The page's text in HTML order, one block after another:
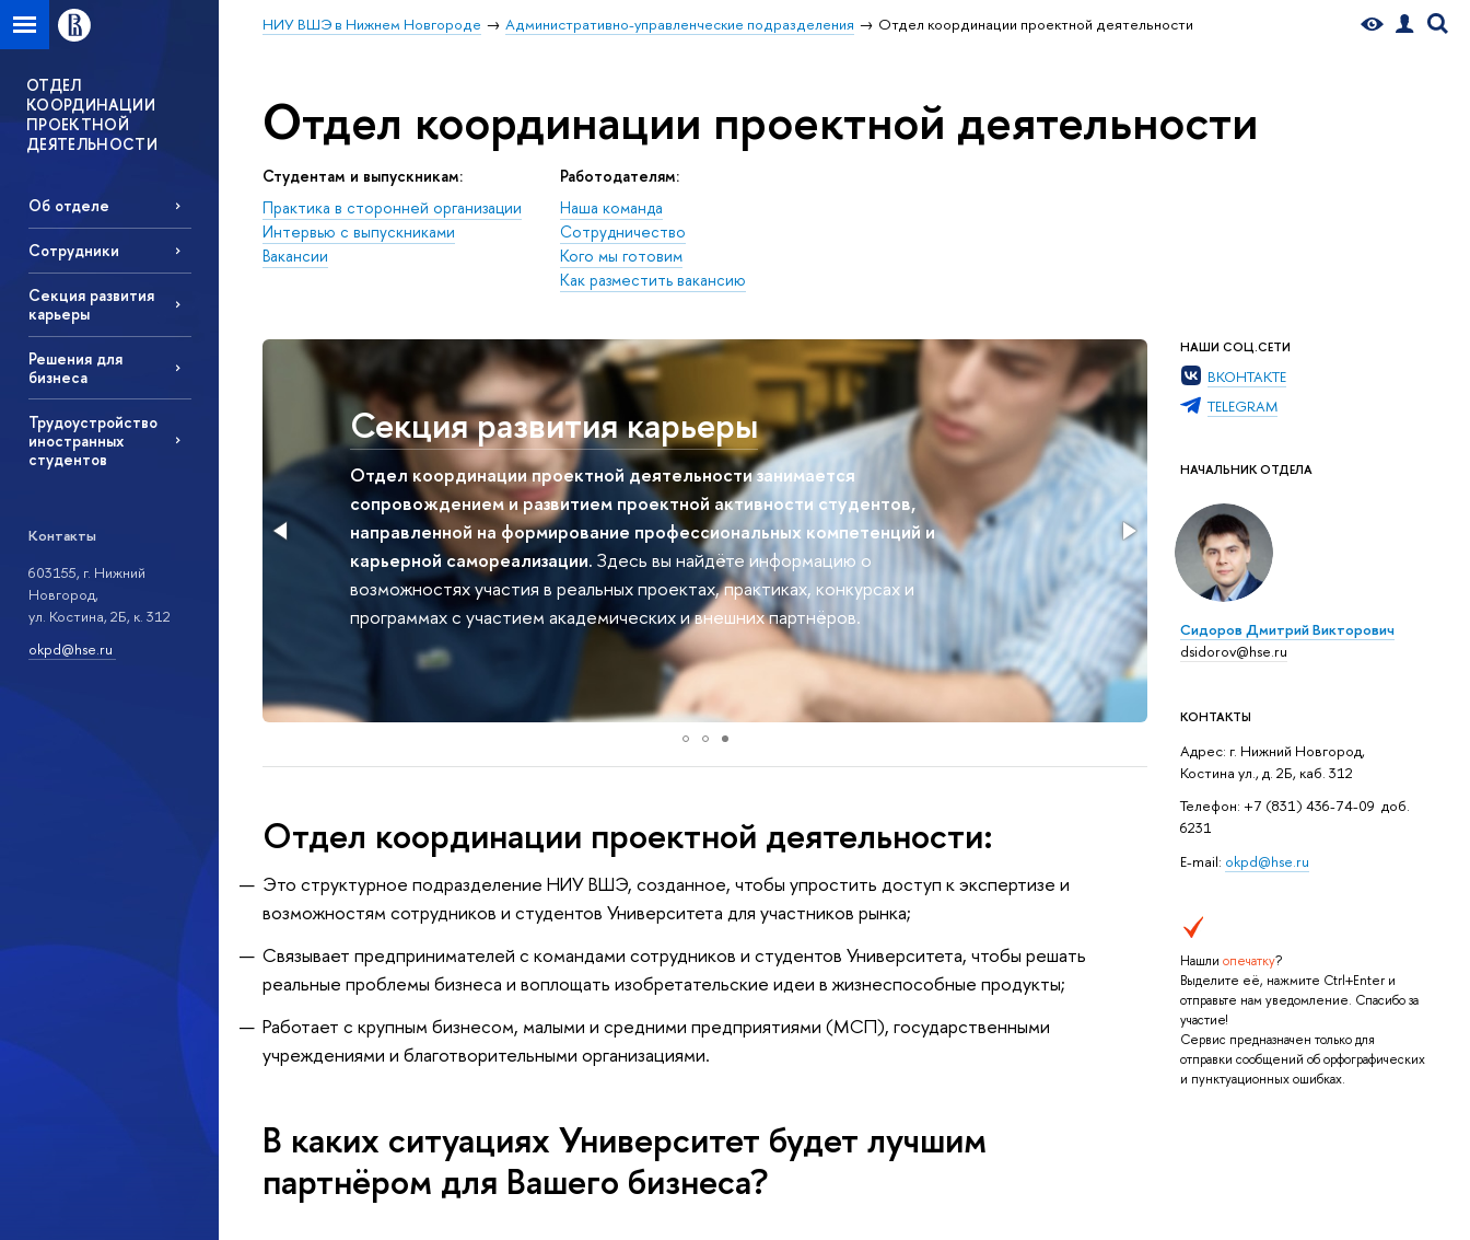
НИУ ВШЭ в Нижнем Новгороде Административно-управленческие подразделения Отдел координации проектной деятельности
ОТДЕЛ
КООРДИНАЦИИ
ПРОЕКТНОЙ
ДЕЯТЕЛЬНОСТИ
Об отделе
Сотрудники
Секция развития
карьеры
Решения для
бизнеса
Трудоустройство
иностранных
студентов
Контакты
603155, г. Нижний
Новгород,
ул. Костина, 2Б, к. 312
okpd@hse.ru
Отдел координации проектной деятельности
Студентам и выпускникам:
Практика в сторонней организации
Интервью с выпускниками
Вакансии
Работодателям:
Наша команда
Сотрудничество
Кого мы готовим
Как разместить вакансию
НАШИ СОЦ.СЕТИ
ВКОНТАКТЕ
TELEGRAM
НАЧАЛЬНИК ОТДЕЛА
Сидоров Дмитрий Викторович
dsidorov@hse.ru
КОНТАКТЫ
Адрес: г. Нижний Новгород,
Костина ул., д. 2Б, каб. 312
Телефон: +7 (831) 436-74-09 доб.
6231
E-mail: okpd@hse.ru
Нашли опечатку?
Выделите её, нажмите Ctrl+Enter и
отправьте нам уведомление. Спасибо за
участие!
Сервис предназначен только для
отправки сообщений об орфографических
и пунктуационных ошибках.
Отдел
Отдел координации
подразделение НИУ ВШЭ,
экспертизе и возможностям
участников рынка.
Секция развития карьеры
Отдел координации проектной деятельности занимается
сопровождением и развитием проектной активности студентов,
направленной на формирование профессиональных компетенций и
карьерной самореализации.Здесь вы найдёте информацию о
возможностях участия в реальных проектах, практиках, конкурсах и
программах с участием академических и внешних партнёров.
Отдел координации проектной деятельности:
Это структурное подразделение НИУ ВШЭ, созданное, чтобы упростить доступ к экспертизе и
возможностям сотрудников и студентов Университета для участников рынка;
Связывает предпринимателей с командами сотрудников и студентов Университета, чтобы решать
реальные проблемы бизнеса и воплощать изобретательские идеи в жизнеспособные продукты;
Работает с крупным бизнесом, малыми и средними предприятиями (МСП), государственными
учреждениями и благотворительными организациями.
В каких ситуациях Университет будет лучшим
партнёром для Вашего бизнеса?